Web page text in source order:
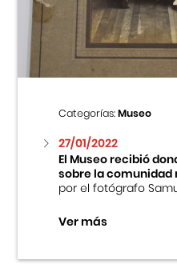
Centro Cultural
Museo de la
Fondo Editorial
Teatro Peruano
Categorías:Museo
27/01/2022
El Museo recibió
sobre la comunidad
por el fotógrafo
Ver más